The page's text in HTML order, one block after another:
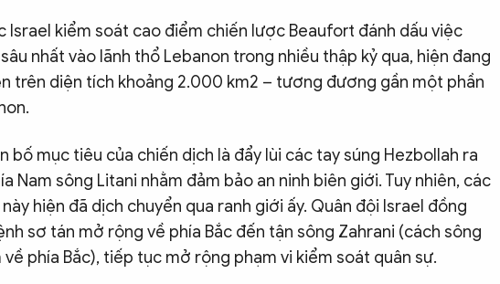
Israel kiểm soát cao điểm chiến lược Beaufort đánh dấu việc
nhất vào lãnh thổ Lebanon trong nhiều thập kỷ qua, hiện đang
trên diện tích khoảng 2.000 km2 – tương đương gần một phần
bố mục tiêu của chiến dịch là đẩy lùi các tay súng Hezbollah ra
Nam sông Litani nhằm đảm bảo an ninh biên giới. Tuy nhiên, các
hiện đã dịch chuyển qua ranh giới ấy. Quân đội Israel đồng
sơ tán mở rộng về phía Bắc đến tận sông Zahrani (cách sông
về phía Bắc), tiếp tục mở rộng phạm vi kiểm soát quân sự.